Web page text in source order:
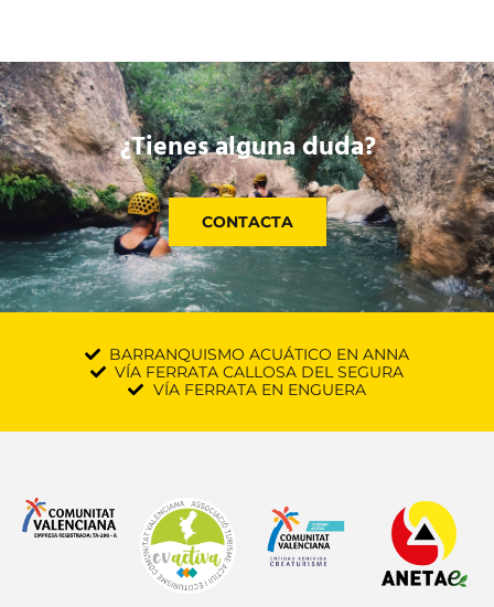
¿Tienes alguna duda?
CONTACTA
BARRANQUISMO ACUÁTICO EN ANNA
VÍA FERRATA CALLOSA DEL SEGURA
VÍA FERRATA EN ENGUERA